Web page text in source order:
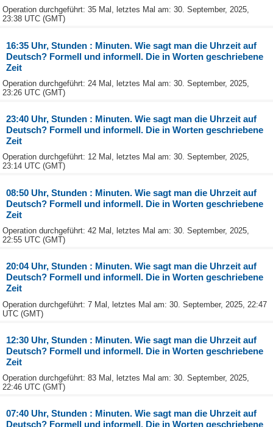
Operation durchgeführt: 35 Mal, letztes Mal am: 30. September, 2025,
23:38 UTC (GMT)
16:35 Uhr, Stunden : Minuten. Wie sagt man die Uhrzeit auf
Deutsch? Formell und informell. Die in Worten geschriebene
Zeit
Operation durchgeführt: 24 Mal, letztes Mal am: 30. September, 2025,
23:26 UTC (GMT)
23:40 Uhr, Stunden : Minuten. Wie sagt man die Uhrzeit auf
Deutsch? Formell und informell. Die in Worten geschriebene
Zeit
Operation durchgeführt: 12 Mal, letztes Mal am: 30. September, 2025,
23:14 UTC (GMT)
08:50 Uhr, Stunden : Minuten. Wie sagt man die Uhrzeit auf
Deutsch? Formell und informell. Die in Worten geschriebene
Zeit
Operation durchgeführt: 42 Mal, letztes Mal am: 30. September, 2025,
22:55 UTC (GMT)
20:04 Uhr, Stunden : Minuten. Wie sagt man die Uhrzeit auf
Deutsch? Formell und informell. Die in Worten geschriebene
Zeit
Operation durchgeführt: 7 Mal, letztes Mal am: 30. September, 2025, 22:47
UTC (GMT)
12:30 Uhr, Stunden : Minuten. Wie sagt man die Uhrzeit auf
Deutsch? Formell und informell. Die in Worten geschriebene
Zeit
Operation durchgeführt: 83 Mal, letztes Mal am: 30. September, 2025,
22:46 UTC (GMT)
07:40 Uhr, Stunden : Minuten. Wie sagt man die Uhrzeit auf
Deutsch? Formell und informell. Die in Worten geschriebene